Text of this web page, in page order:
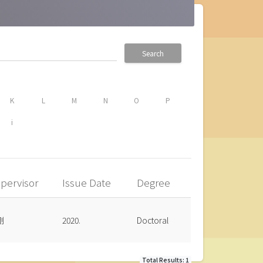
Search
K L M N O P
i
Issue Date Degree
2020. Doctoral
Total Results: 1